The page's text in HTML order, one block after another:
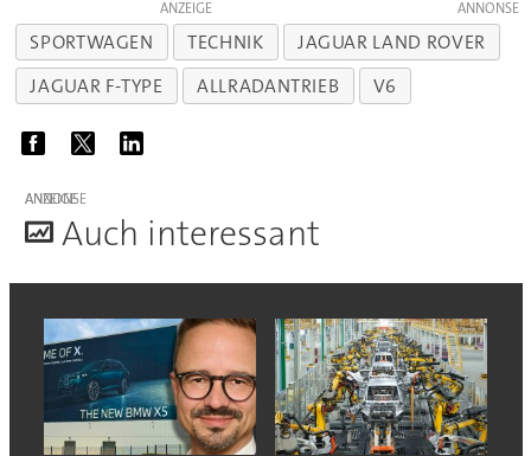
ANZEIGE
SPORTWAGEN TECHNIK
JAGUAR LAND ROVER
JAGUAR F-TYPE
ALLRADANTRIEB V6
ANZEIGE
Auch interessant